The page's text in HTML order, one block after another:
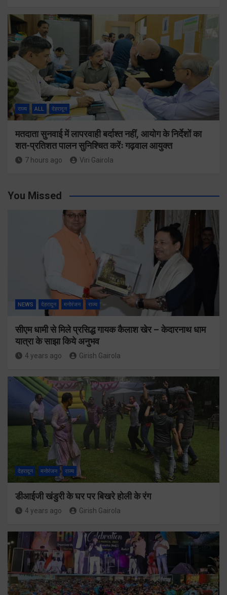
राज्य ALL देहरादून
मतदाता सुनवाई में लापरवाही बर्दाश्त नहीं, आयोग के निर्देशों का
शत-प्रतिशत पालन सुनिश्चित करेंः गढ़वाल आयुक्त
7 hours ago Viri Gairola
You Missed
NEWS देहरादून मनोरंजन राज्य
सीएम धामी से मिले प्रसिद्ध गायक कैलाश खेर – केदारनाथ धाम
यात्रा के साझा किये अनुभव
4 years ago Girish Gairola
देहरादून मनोरंजन राज्य
डीआईजी खंडुरी के घर पर बिखरे होली के रंग
4 years ago Girish Gairola